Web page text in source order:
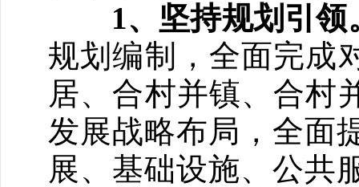
1、坚持规划引领
规划编制，全面完成
居、合村并镇、合村
发展战略布局，全面
展、基础设施、公共